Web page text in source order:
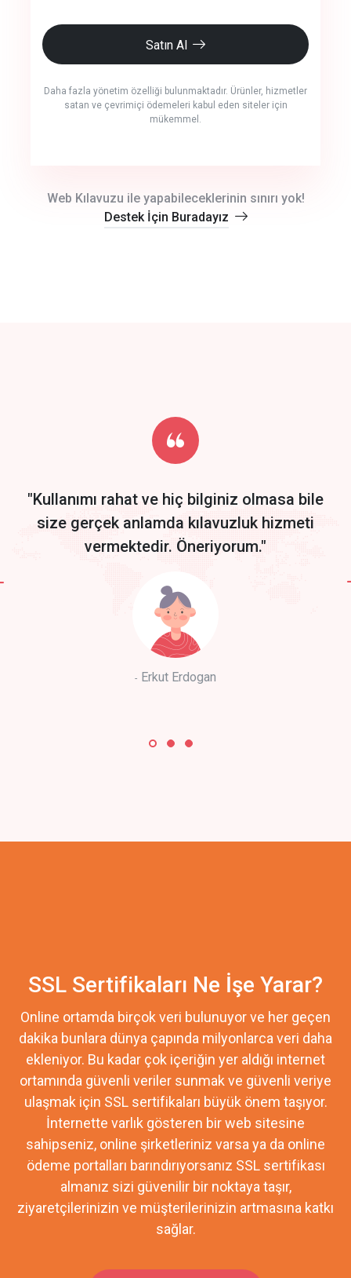
Satın Al
Daha fazla yönetim özelliği bulunmaktadır. Ürünler, hizmetler
satan ve çevrimiçi ödemeleri kabul eden siteler için
mükemmel.
Start by trying our service for 30 days free trial no credit card
required.
Web Kılavuzu ile yapabileceklerinin sınırı yok!
Destek İçin Buradayız
"Kullanımı rahat ve hiç bilginiz olmasa bile
size gerçek anlamda kılavuzluk hizmeti
vermektedir. Öneriyorum."
Erkut Erdogan
SSL Sertifikaları Ne İşe Yarar?
Online ortamda birçok veri bulunuyor ve her geçen
dakika bunlara dünya çapında milyonlarca veri daha
ekleniyor. Bu kadar çok içeriğin yer aldığı internet
ortamında güvenli veriler sunmak ve güvenli veriye
ulaşmak için SSL sertifikaları büyük önem taşıyor.
İnternette varlık gösteren bir web sitesine
sahipseniz, online şirketleriniz varsa ya da online
ödeme portalları barındırıyorsanız SSL sertifikası
almanız sizi güvenilir bir noktaya taşır,
ziyaretçilerinizin ve müşterilerinizin artmasına katkı
sağlar.